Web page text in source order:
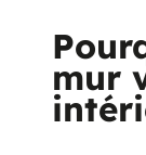
mur